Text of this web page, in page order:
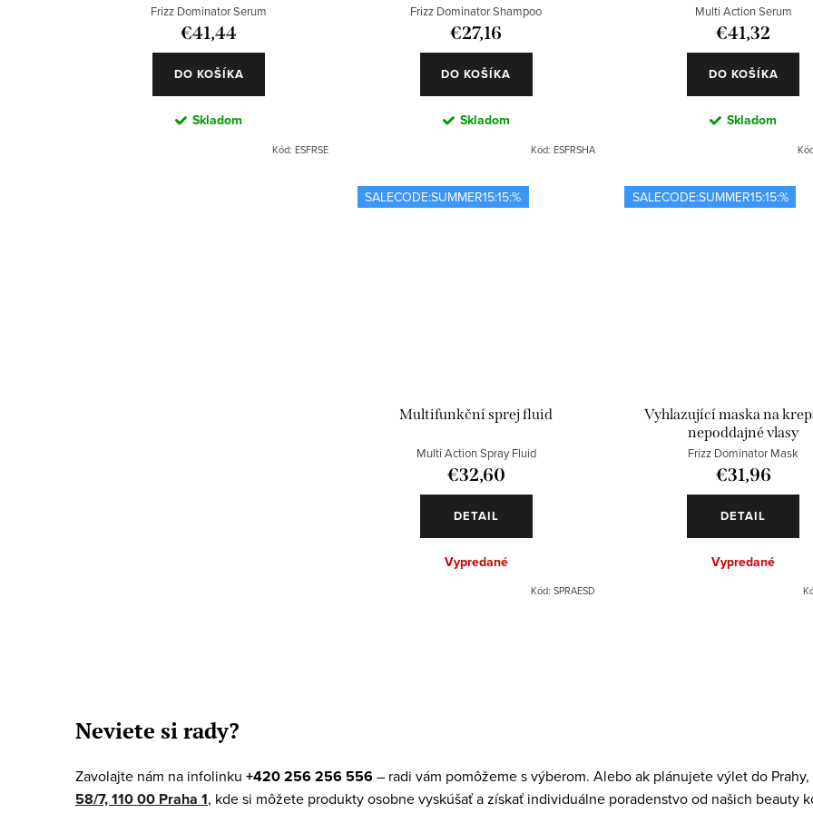
Frizz Dominator Serum
€41,44
DO KOŠÍKA
Skladom
Kód: ESFRSE
Frizz Dominator Shampoo
€27,16
DO KOŠÍKA
Skladom
Kód: ESFRSHA
Multi Action Serum
€41,32
DO KOŠÍKA
Skladom
SALECODE:SUMMER15:15:%
Multifunkční sprej fluid
Multi Action Spray Fluid
€32,60
DETAIL
Vypredané
Kód: SPRAESD
SALECODE:SUMMER15:15:%
Vyhlazující maska na
nepoddajné vlasy
Frizz Dominator Mask
€31,96
DETAIL
Vypredané
l
á
d
Neviete si rady?
Zavolajte nám na infolinku +420 256 256 556– radi vám pomôžeme s výberom. Alebo ak plánujete výlet do
58/7, 110 00 Praha 1, kde si môžete produkty osobne vyskúšať a získať individuálne poradenstvo od našich beauty